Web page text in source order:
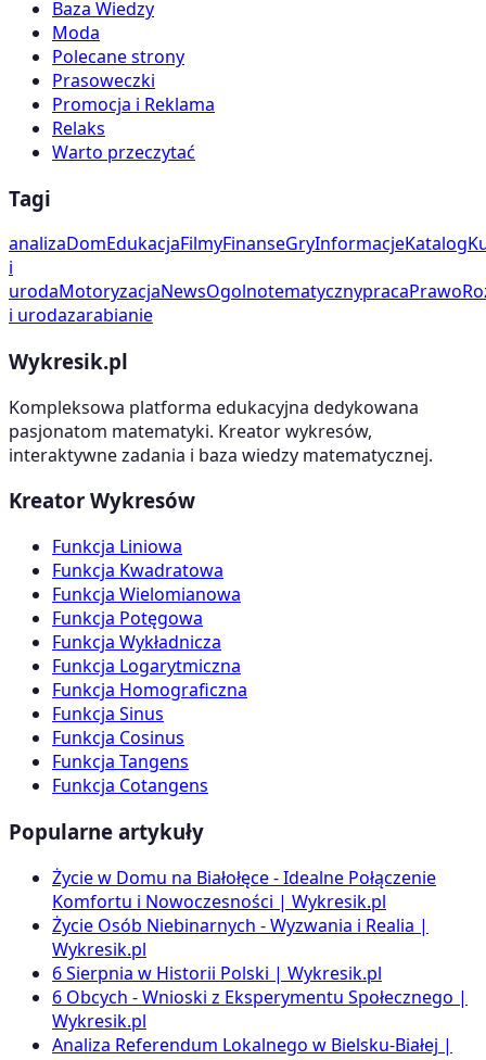
Baza Wiedzy
Moda
Polecane strony
Prasoweczki
Promocja i Reklama
Relaks
Warto przeczytać
Tagi
analizaDomEdukacjaFilmyFinanseGryInformacjeKatalog
i
urodaMotoryzacjaNewsOgolnotematycznypracaPrawo
i urodazarabianie
Wykresik.pl
Kompleksowa platforma edukacyjna dedykowana
pasjonatom matematyki. Kreator wykresów,
interaktywne zadania i baza wiedzy matematycznej.
Kreator Wykresów
Funkcja Liniowa
Funkcja Kwadratowa
Funkcja Wielomianowa
Funkcja Potęgowa
Funkcja Wykładnicza
Funkcja Logarytmiczna
Funkcja Homograficzna
Funkcja Sinus
Funkcja Cosinus
Funkcja Tangens
Funkcja Cotangens
Popularne artykuły
Życie w Domu na Białołęce - Idealne Połączenie
Komfortu i Nowoczesności | Wykresik.pl
Życie Osób Niebinarnych - Wyzwania i Realia |
Wykresik.pl
6 Sierpnia w Historii Polski | Wykresik.pl
6 Obcych - Wnioski z Eksperymentu Społecznego |
Wykresik.pl
Analiza Referendum Lokalnego w Bielsku-Białej |